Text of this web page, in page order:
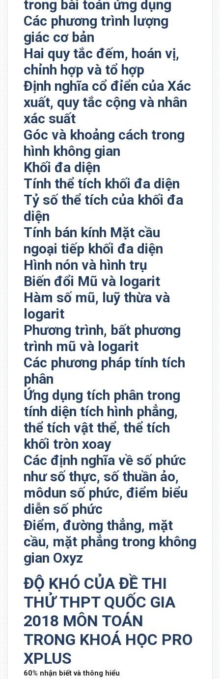
trong bài toán ứng dụng
Các phương trình lượng
giác cơ bản
Hai quy tắc đếm, hoán vị,
chỉnh hợp và tổ hợp
Định nghĩa cổ đỉển của Xác
xuất, quy tắc cộng và nhân
xác suất
Góc và khoảng cách trong
hình không gian
Khối đa diện
Tính thể tích khối đa diện
Tỷ số thể tích của khối đa
diện
Tính bán kính Mặt cầu
ngoại tiếp khối đa diện
Hình nón và hình trụ
Biến đổi Mũ và logarit
Hàm số mũ, luỹ thừa và
logarit
Phương trình, bất phương
trình mũ và logarit
Các phương pháp tính tích
phân
Ứng dụng tích phân trong
tính diện tích hình phẳng,
thể tích vật thể, thể tích
khối tròn xoay
Các định nghĩa về số phức
như số thực, số thuần ảo,
môdun số phức, điểm biểu
diễn số phức
Điểm, đường thẳng, mặt
cầu, mặt phẳng trong không
gian Oxyz
ĐỘ KHÓ CỦA ĐỀ THI
THỬ THPT QUỐC GIA
2018 MÔN TOÁN
TRONG KHOÁ HỌC PRO
XPLUS
60% nhận biết và thông hiểu